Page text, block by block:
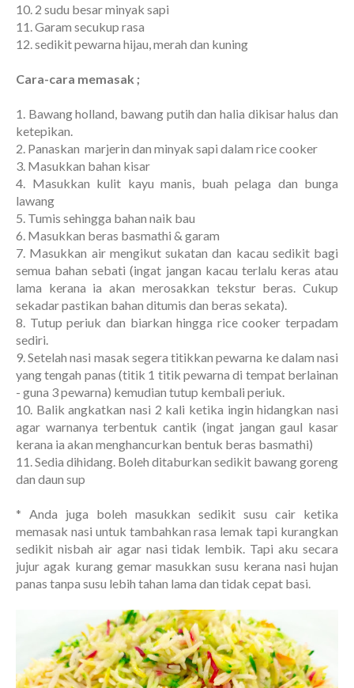
10. 2 sudu besar minyak sapi
11. Garam secukup rasa
12. sedikit pewarna hijau, merah dan kuning
Cara-cara memasak ;
1. Bawang holland, bawang putih dan halia dikisar halus dan
ketepikan.
2. Panaskan marjerin dan minyak sapi dalam rice cooker
3. Masukkan bahan kisar
4. Masukkan kulit kayu manis, buah pelaga dan bunga
lawang
5. Tumis sehingga bahan naik bau
6. Masukkan beras basmathi & garam
7. Masukkan air mengikut sukatan dan kacau sedikit bagi
semua bahan sebati (ingat jangan kacau terlalu keras atau
lama kerana ia akan merosakkan tekstur beras. Cukup
sekadar pastikan bahan ditumis dan beras sekata).
8. Tutup periuk dan biarkan hingga rice cooker terpadam
sediri.
9. Setelah nasi masak segera titikkan pewarna ke dalam nasi
yang tengah panas (titik 1 titik pewarna di tempat berlainan
- guna 3 pewarna) kemudian tutup kembali periuk.
10. Balik angkatkan nasi 2 kali ketika ingin hidangkan nasi
agar warnanya terbentuk cantik (ingat jangan gaul kasar
kerana ia akan menghancurkan bentuk beras basmathi)
11. Sedia dihidang. Boleh ditaburkan sedikit bawang goreng
dan daun sup
* Anda juga boleh masukkan sedikit susu cair ketika
memasak nasi untuk tambahkan rasa lemak tapi kurangkan
sedikit nisbah air agar nasi tidak lembik. Tapi aku secara
jujur agak kurang gemar masukkan susu kerana nasi hujan
panas tanpa susu lebih tahan lama dan tidak cepat basi.